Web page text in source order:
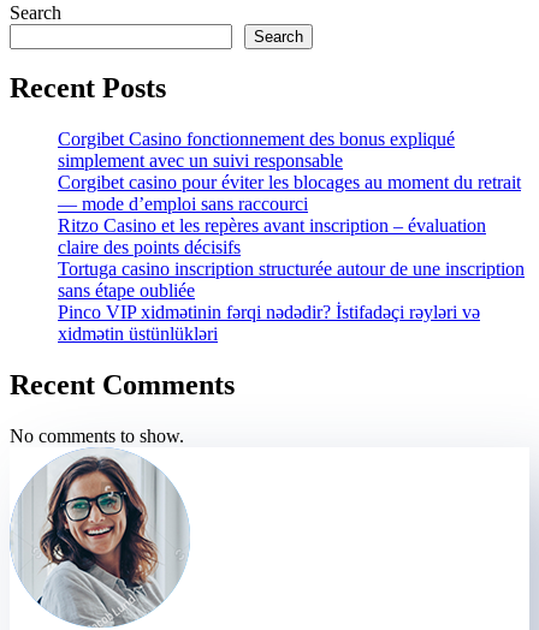
Search
Search
Recent Posts
Corgibet Casino fonctionnement des bonus expliqué
simplement avec un suivi responsable
Corgibet casino pour éviter les blocages au moment du retrait
— mode d’emploi sans raccourci
Ritzo Casino et les repères avant inscription – évaluation
claire des points décisifs
Tortuga casino inscription structurée autour de une inscription
sans étape oubliée
Pinco VIP xidmətinin fərqi nədədir? İstifadəçi rəyləri və
xidmətin üstünlükləri
Recent Comments
No comments to show.